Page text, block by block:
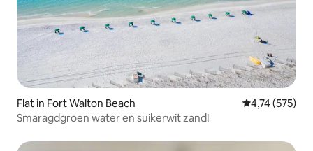
Flat in Fort Walton Beach Gemiddelde
4,74 (575)
Smaragdgroen water en suikerwit zand!